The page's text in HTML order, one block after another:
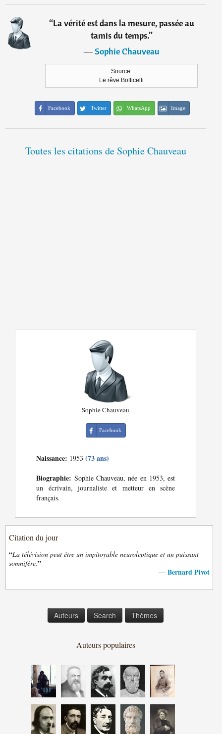
“La vérité est dans la mesure, passée au
tamis du temps.”
―Sophie Chauveau
Source:
Le rêve Botticelli
Facebook Twitter WhatsApp Image
Toutes les citations de Sophie Chauveau
Sophie Chauveau
Facebook
Naissance: 1953(73 ans)
Biographie: Sophie Chauveau, née en 1953, est
un écrivain, journaliste et metteur en scène
français.
Citation du jour
“La télévision peut être un impitoyable neuroleptique et un puissant
somnifère.”
— Bernard Pivot
Auteurs Search Thèmes
Auteurs populaires